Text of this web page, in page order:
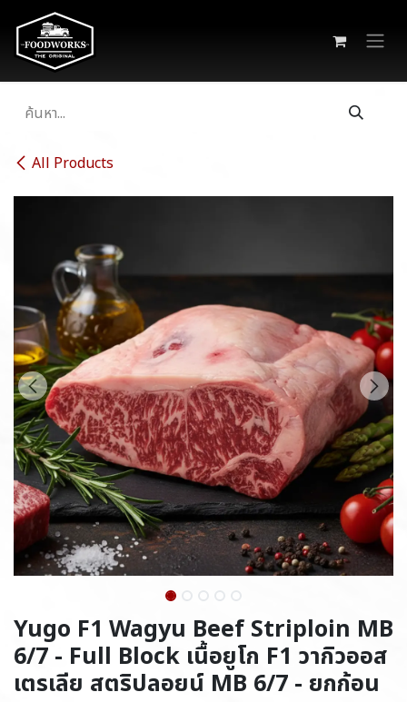
Skip to Content
All Products
Yugo F1 Wagyu Beef Striploin MB
6/7 - Full Block เนื้อยูโก F1 วากิวออส
เตรเลีย สตริปลอยน์ MB 6/7 - ยกก้อน